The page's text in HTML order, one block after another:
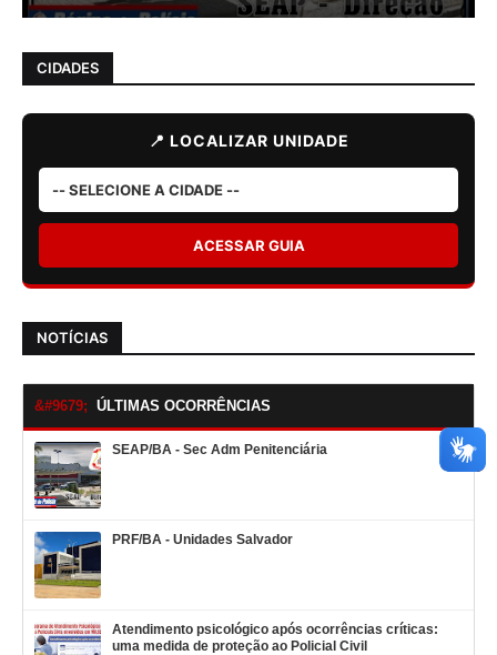
CIDADES
📍 LOCALIZAR UNIDADE
ACESSAR GUIA
NOTÍCIAS
ÚLTIMAS OCORRÊNCIAS
SEAP/BA - Sec Adm Penitenciária
PRF/BA - Unidades Salvador
Atendimento psicológico após ocorrências críticas:
uma medida de proteção ao Policial Civil